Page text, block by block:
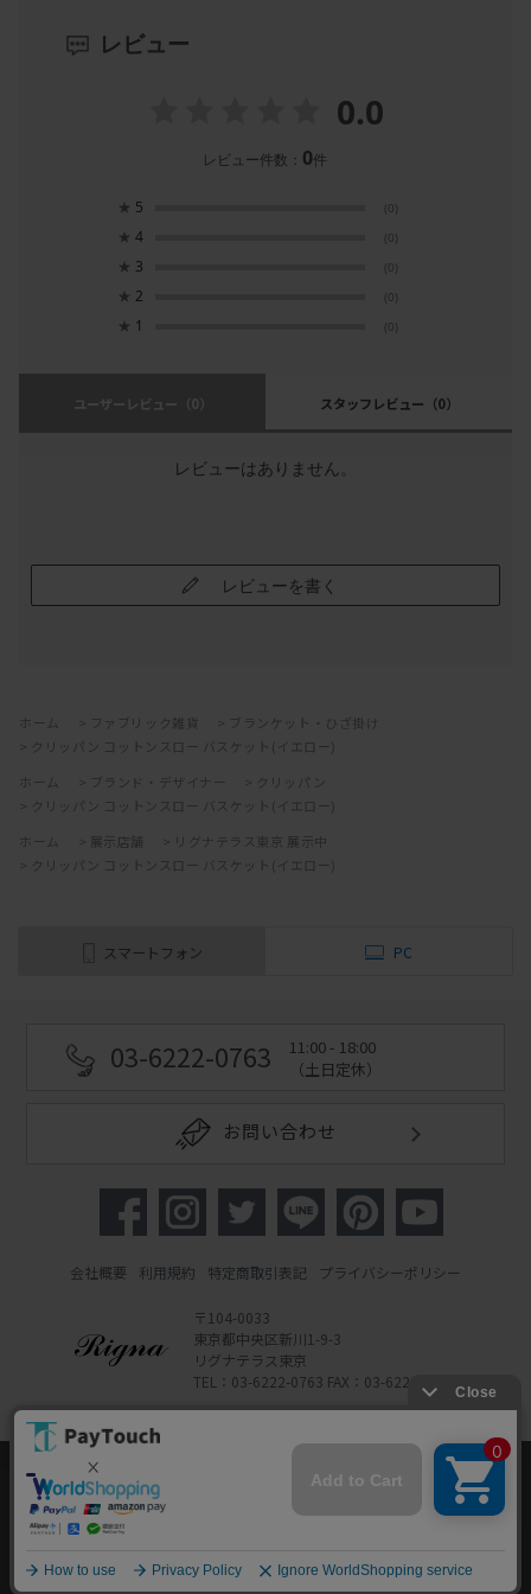
レビュー
0.0
レビュー件数： 0件
★ 5 (0)
★ 4 (0)
★ 3 (0)
★ 2 (0)
★ 1 (0)
ユーザーレビュー （0） スタッフレビュー （0）
レビューはありません。
レビューを書く
ホーム ファブリック雑貨
ブランケット・ひざ掛け
クリッパン コットンスロー バスケット(イエロー)
ホーム
ブランド・デザイナー
クリッパン
クリッパン コットンスロー バスケット(イエロー)
ホーム
展示店舗
リグナテラス東京 展示中
クリッパン コットンスロー バスケット(イエロー)
スマートフォン PC
03-6222-0763
11:00 - 18:00
（土日定休）
お問い合わせ
会社概要 利用規約 特定商取引表記 プライバシーポリシー
〒104-0033
東京都中央区新川1-9-3
リグナテラス東京
TEL：03-6222-0763 FAX：03-6222-0762
Powered by Watahan Partners Co., Ltd.
当ウェブサイトでは、お客様により良いサービス
をご提供するため、クッキーを利用しています。
サイト利用を継続することにより、クッキーの使
細はこちら」をご覧ください。
同意する